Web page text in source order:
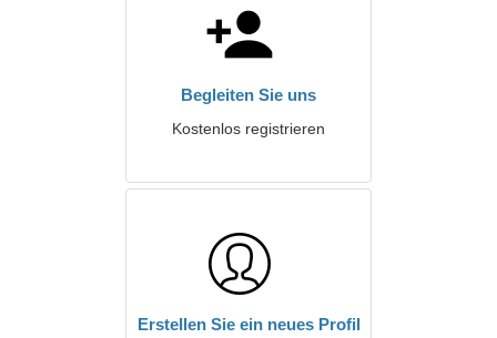
Begleiten Sie uns
Kostenlos registrieren
Erstellen Sie ein neues Profil